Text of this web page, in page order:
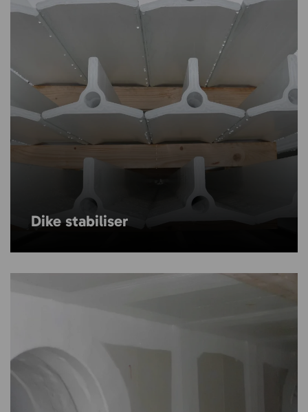
Dike stabiliser